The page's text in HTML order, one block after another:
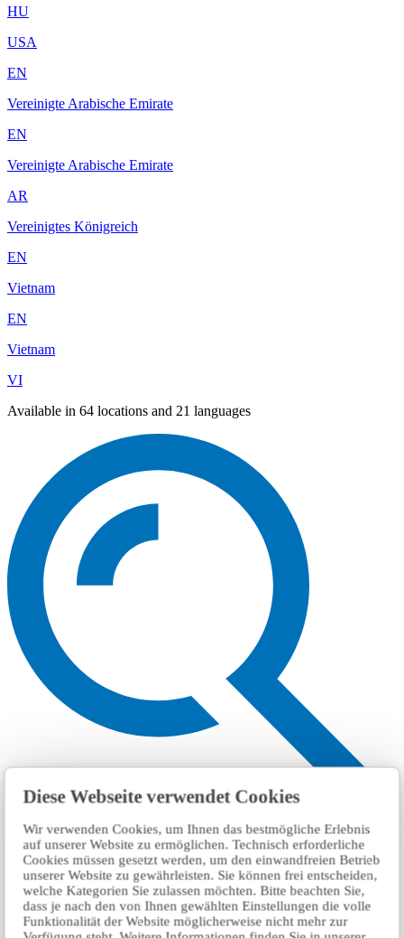
Diese Webseite verwendet Cookies
Wir verwenden Cookies, um Ihnen das bestmögliche Erlebnis
auf unserer Website zu ermöglichen. Technisch erforderliche
Cookies müssen gesetzt werden, um den einwandfreien Betrieb
unserer Website zu gewährleisten. Sie können frei entscheiden,
welche Kategorien Sie zulassen möchten. Bitte beachten Sie,
dass je nach den von Ihnen gewählten Einstellungen die volle
Funktionalität der Website möglicherweise nicht mehr zur
HU
USA
EN
Vereinigte Arabische Emirate
EN
Vereinigte Arabische Emirate
AR
Vereinigtes Königreich
EN
Vietnam
EN
Vietnam
VI
Available in 64 locations and 21 languages
Suchen